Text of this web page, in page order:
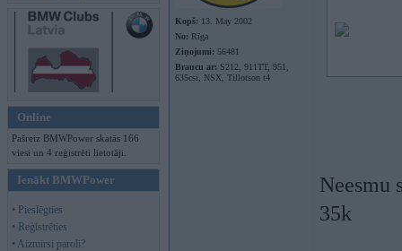
Online
Pašreiz BMWPower skatās 166
viesi un 4 reģistrēti lietotāji.
Ienākt BMWPower
• Pieslēgties
• Reģistrēties
• Aizmirsi paroli?
Kopš: 13. May 2002
No: Rīga
Ziņojumi: 56481
Braucu ar: S212, 911TT, 951,
635csi, NSX, Tillotson t4
Neesmu
35k